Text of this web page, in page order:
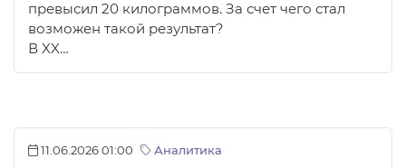
превысил 20 килограммов. За счет чего стал
возможен такой результат?
В XX…
11.06.2026 01:00 Аналитика